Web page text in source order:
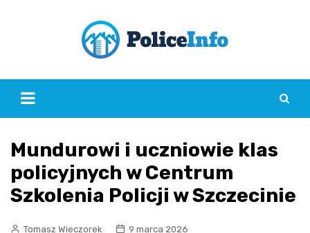
Mundurowi i uczniowie klas
policyjnych w Centrum
Szkolenia Policji w Szczecinie
Tomasz Wieczorek
9 marca 2026